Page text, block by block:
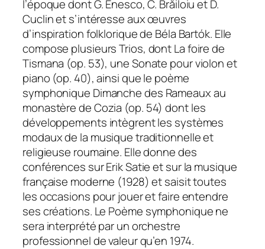
l’époque dont G. Enesco, C. Brăiloiu et D.
Cuclin et s’intéresse aux œuvres
d’inspiration folklorique de Béla Bartók. Elle
compose plusieursTrios, dontLa foire de
Tismana (op. 53), uneSonate pour violon et
piano (op. 40), ainsi que le poème
symphonique Dimanche des Rameaux au
monastère de Cozia (op. 54) dont les
développements intègrent les systèmes
modaux de la musique traditionnelle et
religieuse roumaine. Elle donne des
conférences sur Erik Satie et sur la musique
française moderne (1928) et saisit toutes
les occasions pour jouer et faire entendre
ses créations. Le Poème symphoniquene
sera interprété par un orchestre
professionnel de valeur qu’en 1974.